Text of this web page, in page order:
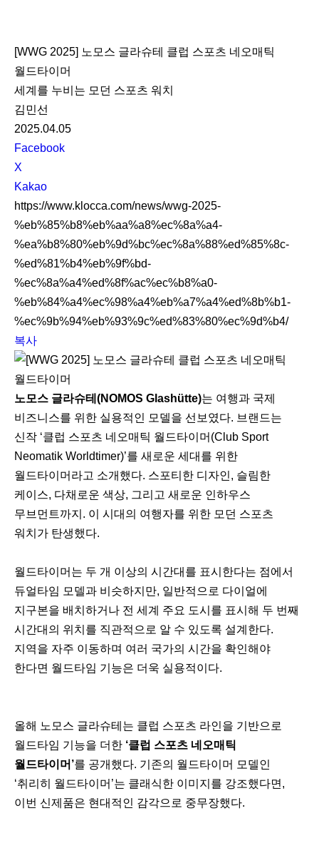
O
C
[WWG 2025] 노모스 글라슈테 클럽 스포츠 네오매틱
월드타이머
세계를 누비는 모던 스포츠 워치
김민선
2025.04.05
S
N
S
S
h
a
r
e
Facebook
X
Kakao
https://www.klocca.com/news/wwg-2025-
%eb%85%b8%eb%aa%a8%ec%8a%a4-
%ea%b8%80%eb%9d%bc%ec%8a%88%ed%85%8c-
%ed%81%b4%eb%9f%bd-
%ec%8a%a4%ed%8f%ac%ec%b8%a0-
%eb%84%a4%ec%98%a4%eb%a7%a4%ed%8b%b1-
%ec%9b%94%eb%93%9c%ed%83%80%ec%9d%b4/
복사
노모스 글라슈테(NOMOS Glashütte)는 여행과 국제
비즈니스를 위한 실용적인 모델을 선보였다. 브랜드는
신작 ‘클럽 스포츠 네오매틱 월드타이머(Club Sport
Neomatik Worldtimer)’를 새로운 세대를 위한
월드타이머라고 소개했다. 스포티한 디자인, 슬림한
케이스, 다채로운 색상, 그리고 새로운 인하우스
무브먼트까지. 이 시대의 여행자를 위한 모던 스포츠
워치가 탄생했다.
월드타이머는 두 개 이상의 시간대를 표시한다는 점에서
듀얼타임 모델과 비슷하지만, 일반적으로 다이얼에
지구본을 배치하거나 전 세계 주요 도시를 표시해 두 번째
시간대의 위치를 직관적으로 알 수 있도록 설계한다.
지역을 자주 이동하며 여러 국가의 시간을 확인해야
한다면 월드타임 기능은 더욱 실용적이다.
올해 노모스 글라슈테는 클럽 스포츠 라인을 기반으로
월드타임 기능을 더한 ‘클럽 스포츠 네오매틱
월드타이머’를 공개했다. 기존의 월드타이머 모델인
‘취리히 월드타이머’는 클래식한 이미지를 강조했다면,
이번 신제품은 현대적인 감각으로 중무장했다.